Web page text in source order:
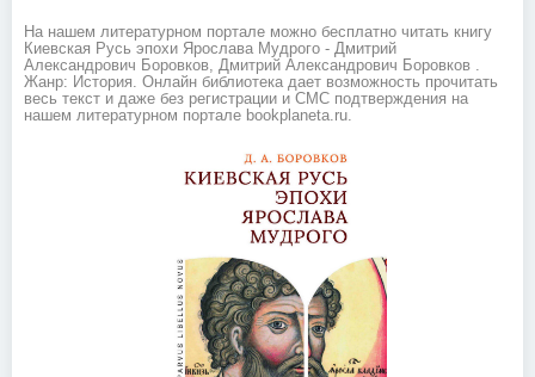
На нашем литературном портале можно бесплатно читать книгу
Киевская Русь эпохи Ярослава Мудрого - Дмитрий
Александрович Боровков, Дмитрий Александрович Боровков .
Жанр: История. Онлайн библиотека дает возможность прочитать
весь текст и даже без регистрации и СМС подтверждения на
нашем литературном портале bookplaneta.ru.